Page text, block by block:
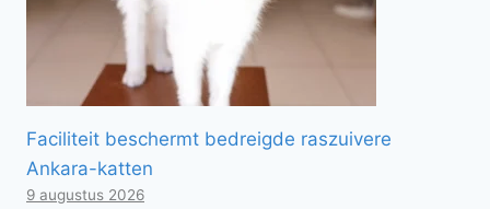
Faciliteit beschermt bedreigde raszuivere
Ankara-katten
9 augustus 2026